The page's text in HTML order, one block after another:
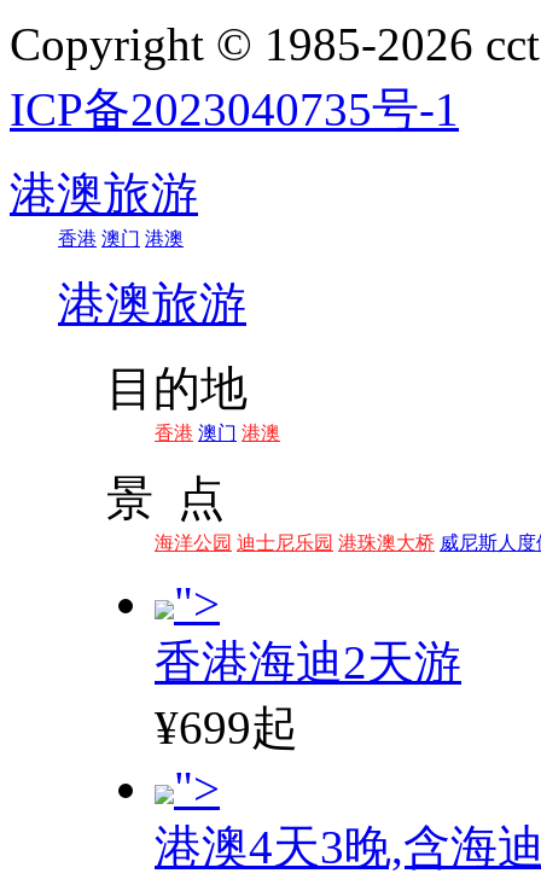
Copyright © 1985-2026
ICP备2023040735号-1
港澳旅游
香港 澳门 港澳
港澳旅游
目的地
香港 澳门 港澳
景 点
海洋公园 迪士尼乐园 港珠澳大桥 威尼斯人度
">
香港海迪2天游
¥699起
">
港澳4天3晚,含海